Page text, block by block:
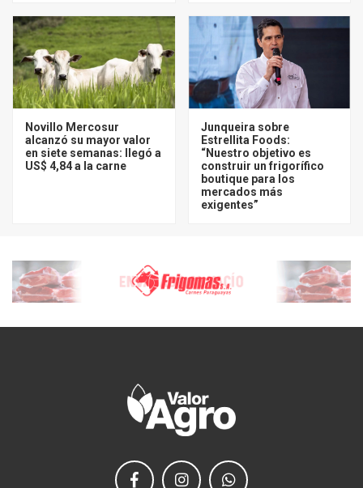
Novillo Mercosur
alcanzó su mayor valor
en siete semanas: llegó a
US$ 4,84 a la carne
Junqueira sobre
Estrellita Foods:
“Nuestro objetivo es
construir un frigorífico
boutique para los
mercados más
exigentes”